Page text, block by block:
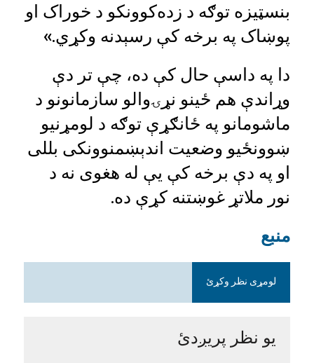
بنسټيزه توګه د زده‌کوونکو د خوراک او
پوښاک په برخه کې رسېدنه وکړي.»
دا په داسې حال کې ده، چې تر دې
وړاندې هم ځينو نړۍوالو سازمانونو د
ماشومانو په ځانګړې توګه د لومړنیو
ښوونځیو وضعیت اندېښمنوونکی بللی
او په دې برخه کې یې له هغوی نه د
نور ملاتړ غوښتنه کړې ده.
منبع
لومړی نظر وکړئ
یو نظر پریږدئ